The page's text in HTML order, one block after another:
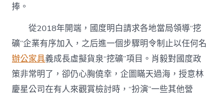
捧。
從2018年開端，國度明白請求各地當局領導“挖
礦”企業有序加入，之后進一個步驟明令制止以任何名
辦公家具義成長虛擬貨泉“挖礦”項目。肖毅對國度政
策非常明了，卻仍心胸僥幸，企圖瞞天過海，授意林
慶星公司在有人來觀賞檢討時，“扮演”一些其他營